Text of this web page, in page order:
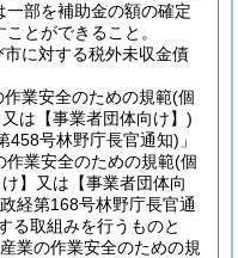
部を補助金の額の確定
とができること。
に対する税外未収金債
作業安全のための規範(個
は【事業者団体向け】)
458号林野庁長官通知) 」
作業安全のための規範(個
】又は【事業者団体向
経第168号林野庁長官通
る取組みを行うものと
業の作業安全のための規